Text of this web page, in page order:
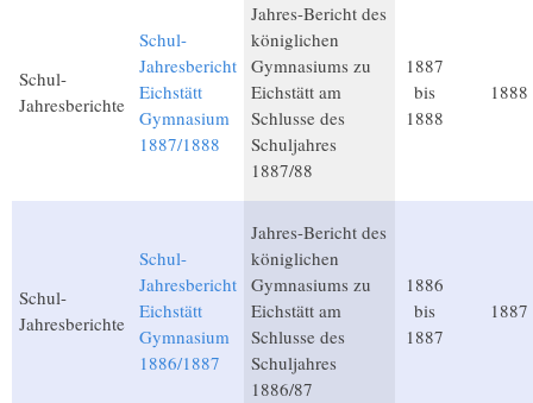
Schul-
Jahresberichte
Schul-
Jahresbericht
Eichstätt
Gymnasium
1887/1888
Jahres-Bericht des
königlichen
Gymnasiums zu
Eichstätt am
Schlusse des
Schuljahres
1887/88
1887
bis
1888
1888
Schul-
Jahresberichte
Schul-
Jahresbericht
Eichstätt
Gymnasium
1886/1887
Jahres-Bericht des
königlichen
Gymnasiums zu
Eichstätt am
Schlusse des
Schuljahres
1886/87
1886
bis
1887
1887